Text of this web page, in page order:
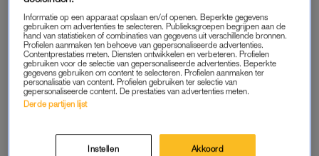
Informatie op een apparaat opslaan en/of openen. Beperkte gegevens
gebruiken om advertenties te selecteren. Publieksgroepen begrijpen aan de
hand van statistieken of combinaties van gegevens uit verschillende bronnen.
Profielen aanmaken ten behoeve van gepersonaliseerde advertenties.
Contentprestaties meten. Diensten ontwikkelen en verbeteren. Profielen
gebruiken voor de selectie van gepersonaliseerde advertenties. Beperkte
gegevens gebruiken om content te selecteren. Profielen aanmaken ter
personalisatie van content. Profielen gebruiken ter selectie van
gepersonaliseerde content. De prestaties van advertenties meten.
Derde partijen lijst
Instellen Akkoord